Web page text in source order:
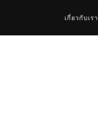
เกี่ยวกับเรา